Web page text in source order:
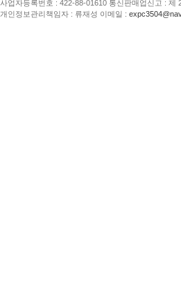
사업자등록번호 : 422-88-01610 통신판매업신고 : 제
개인정보관리책임자 : 류재성 이메일 :